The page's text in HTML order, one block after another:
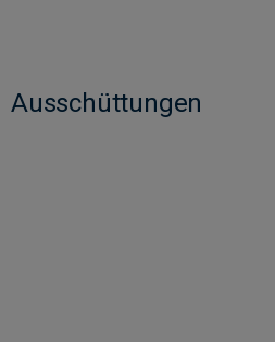
Ausschüttungen